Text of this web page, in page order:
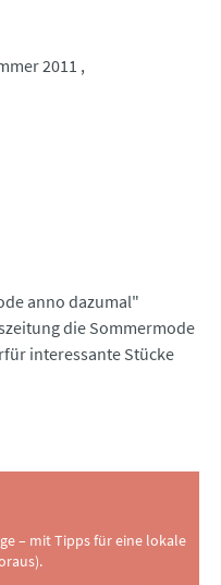
2011
anno dazumal"
die Sommermode
interessante Stücke
– mit Tipps für eine lokale